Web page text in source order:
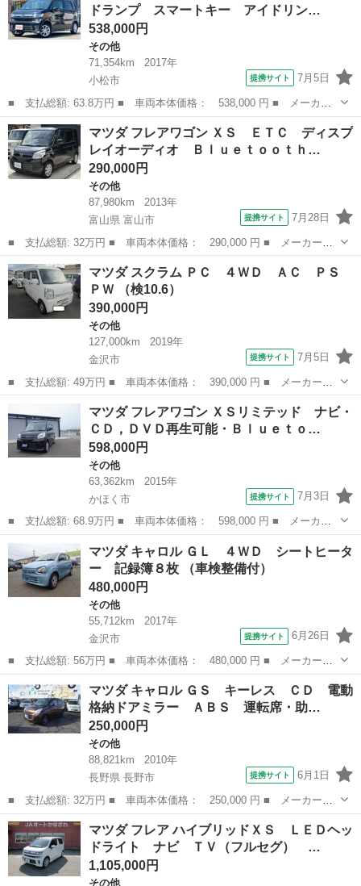
純正ナビ★ＴＶ★...ドランプ スマートキー アイドリン…
538,000円
その他
71,354km
2017年
小松市
提携サイト 7月5日
■ 支払総額: 63.8万円 ■ 車両本体価格： 538,000 円 ■ メーカー
名： マツダ ■ 車種名： フレア ■ グレード名： ハイブリッド
ＸＳ ＬＥＤヘッドランプ スマートキー アイドリングストップ
ＣＶＴ 盗難...
石川 小松市 その他
マツダ フレアワゴン ＸＳ ＥＴＣ ディスプ
レイオーディオ Ｂｌｕｅｔｏｏｔｈ…
290,000円
その他
87,980km
2013年
富山県 富山市
提携サイト 7月28日
■ 支払総額: 32万円 ■ 車両本体価格： 290,000 円 ■ メーカー
名： マツダ ■ 車種名： フレアワゴン ■ グレード名： ＸＳ
ＥＴＣ ディスプレイオーディオ Ｂｌｕｅｔｏｏｔｈ バックカメ
ラ ２３年式ラジ...
富山 富山市 その他
マツダ スクラム ＰＣ ４ＷＤ ＡＣ ＰＳ
ＰＷ （検10.6）
390,000円
その他
127,000km
2019年
金沢市
提携サイト 7月5日
■ 支払総額: 49万円 ■ 車両本体価格： 390,000 円 ■ メーカー
名： マツダ ■ 車種名： スクラム ■ グレード名： ＰＣ ４Ｗ
Ｄ ＡＣ ＰＳ ＰＷ ■ 排気量： 660cc ■ ドア枚数： 5D ■ ミ
ッ...
金沢市 その他
マツダ フレアワゴン ＸＳリミテッド ナビ・
ＣＤ，ＤＶＤ再生可能・Ｂｌｕｅｔｏ…
598,000円
その他
63,362km
2015年
かほく市
提携サイト 7月3日
■ 支払総額: 68.9万円 ■ 車両本体価格： 598,000 円 ■ メーカー
名： マツダ ■ 車種名： フレアワゴン ■ グレード名： ＸＳリ
ミテッド ナビ・ＣＤ，ＤＶＤ再生可能・Ｂｌｕｅｔｏｏｔｈ機能付
き・両側パワ...
石川 その他
マツダ キャロル ＧＬ ４ＷＤ シートヒータ
ー 記録簿８枚 （車検整備付）
480,000円
その他
55,712km
2017年
金沢市
提携サイト 6月26日
■ 支払総額: 56万円 ■ 車両本体価格： 480,000 円 ■ メーカー
名： マツダ ■ 車種名： キャロル ■ グレード名： ＧＬ ４Ｗ
Ｄ シートヒーター 記録簿８枚 ■ 排気量： 660cc ■ ドア枚
数： 5D...
石川 金沢市 その他
マツダ キャロル ＧＳ キーレス ＣＤ 電動
格納ドアミラー ＡＢＳ 運転席・助…
250,000円
その他
88,821km
2010年
長野県 長野市
提携サイト 6月1日
■ 支払総額: 32万円 ■ 車両本体価格： 250,000 円 ■ メーカー
名： マツダ ■ 車種名： キャロル ■ グレード名： ＧＳ キー
レス ＣＤ 電動格納ドアミラー ＡＢＳ 運転席・助手席エアバッ
ク エアコン パ...
長野 長野市 その他
マツダ フレア ハイブリッドＸＳ ＬＥＤヘッ
ドライト ナビ ＴＶ（フルセグ） …
1,105,000円
その他